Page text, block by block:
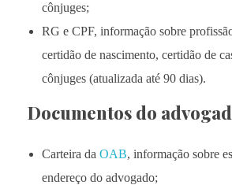
cônjuges;
RG e CPF, informação sobre
certidão de nascimento, certidão de
cônjuges (atualizada até 90 dias).
Documentos do
Carteira da OAB, informação sobre
endereço do advogado;